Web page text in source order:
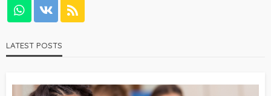
LATEST POSTS